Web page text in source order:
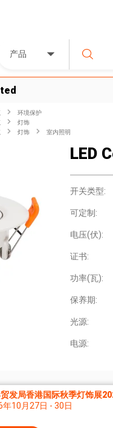
产品
环境保护
灯饰
灯饰 室内照明
LED
开关类型:
可定制:
电压(伏):
证书:
功率(瓦):
保养期:
光源:
电源:
发局香港国际秋季灯饰展
年10月27日 - 30日